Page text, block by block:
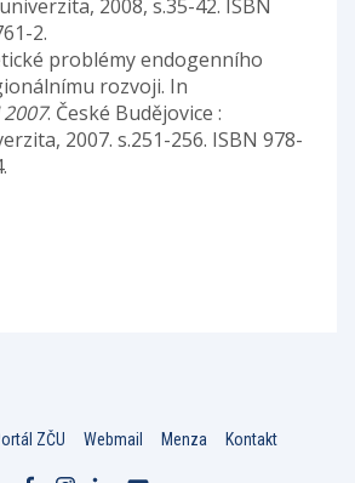
2008, s.35-42. ISBN
2.
problémy endogenního
rozvoji. In
2007. České Budějovice :
2007. s.251-256. ISBN 978-
ZČU Webmail Menza Kontakt